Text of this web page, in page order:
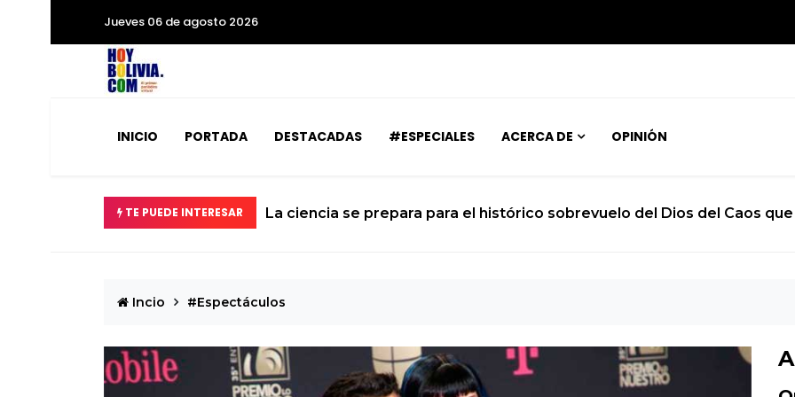
Jueves 06 de agosto 2026
INICIO PORTADA DESTACADAS #ESPECIALES ACERCA DE OPINIÓN
TE PUEDE INTERESAR El calvario de un joven atrapado en el cuerpo de un niño de 12 años
Incio #Espectáculos